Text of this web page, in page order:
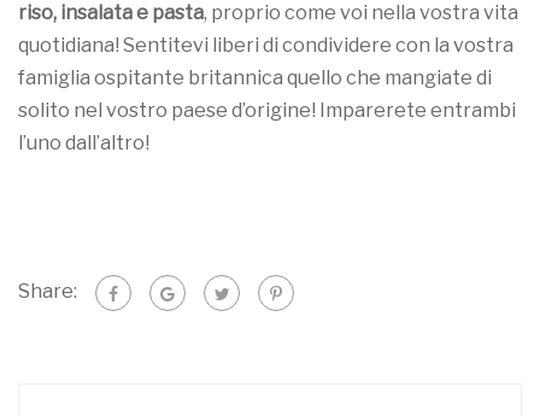
riso, insalata e pasta, proprio come voi nella vostra vita
quotidiana! Sentitevi liberi di condividere con la vostra
famiglia ospitante britannica quello che mangiate di
solito nel vostro paese d’origine! Imparerete entrambi
l’uno dall’altro!
Share: